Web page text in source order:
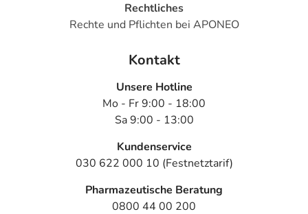
Rechtliches
Rechte und Pflichten bei APONEO
Kontakt
Unsere Hotline
Mo - Fr 9:00 - 18:00
Sa 9:00 - 13:00
Kundenservice
030 622 000 10 (Festnetztarif)
Pharmazeutische Beratung
0800 44 00 200